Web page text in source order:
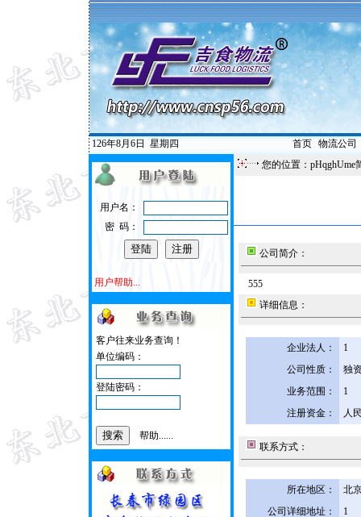
126年8月6日 星期四 首页| 物流公司
用户名：
密 码：
用户帮助...
客户往来业务查询！
单位编码：
登陆密码：
帮助......
您的位置：pHqghUme
公司简介：
555
详细信息：
企业法人：
1
公司性质：
独
业务范围：
1
注册资金：
人
联系方式：
所在地区：
北
公司详细地址：
1